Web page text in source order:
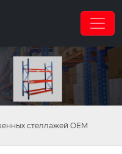
стеллажей OEM